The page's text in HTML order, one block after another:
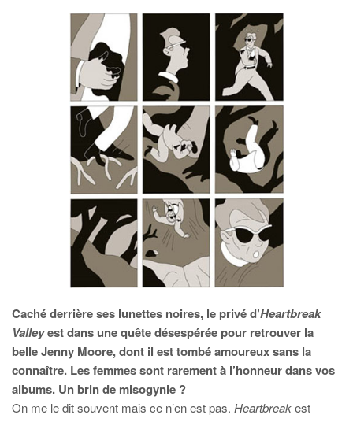
Caché derrière ses lunettes noires, le privé d’Heartbreak
Valleyest dans une quête désespérée pour retrouver la
belle Jenny Moore, dont il est tombé amoureux sans la
connaître. Les femmes sont rarement à l’honneur dans vos
albums. Un brin de misogynie ?
On me le dit souvent mais ce n’en est pas. Heartbreakest